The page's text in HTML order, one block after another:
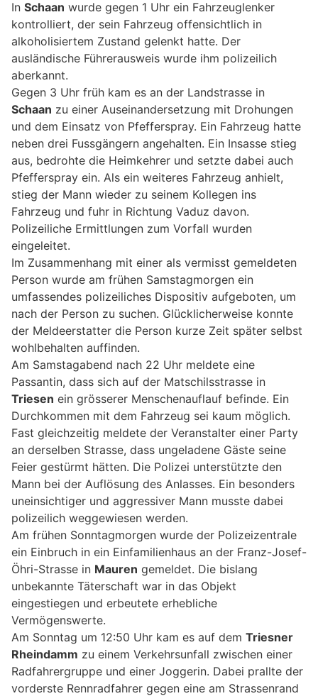
In Schaan wurde gegen 1 Uhr ein Fahrzeuglenker
kontrolliert, der sein Fahrzeug offensichtlich in
alkoholisiertem Zustand gelenkt hatte. Der
ausländische Führerausweis wurde ihm polizeilich
aberkannt.
Gegen 3 Uhr früh kam es an der Landstrasse in
Schaan zu einer Auseinandersetzung mit Drohungen
und dem Einsatz von Pfefferspray. Ein Fahrzeug hatte
neben drei Fussgängern angehalten. Ein Insasse stieg
aus, bedrohte die Heimkehrer und setzte dabei auch
Pfefferspray ein. Als ein weiteres Fahrzeug anhielt,
stieg der Mann wieder zu seinem Kollegen ins
Fahrzeug und fuhr in Richtung Vaduz davon.
Polizeiliche Ermittlungen zum Vorfall wurden
eingeleitet.
Im Zusammenhang mit einer als vermisst gemeldeten
Person wurde am frühen Samstagmorgen ein
umfassendes polizeiliches Dispositiv aufgeboten, um
nach der Person zu suchen. Glücklicherweise konnte
der Meldeerstatter die Person kurze Zeit später selbst
wohlbehalten auffinden.
Am Samstagabend nach 22 Uhr meldete eine
Passantin, dass sich auf der Matschilsstrasse in
Triesen ein grösserer Menschenauflauf befinde. Ein
Durchkommen mit dem Fahrzeug sei kaum möglich.
Fast gleichzeitig meldete der Veranstalter einer Party
an derselben Strasse, dass ungeladene Gäste seine
Feier gestürmt hätten. Die Polizei unterstützte den
Mann bei der Auflösung des Anlasses. Ein besonders
uneinsichtiger und aggressiver Mann musste dabei
polizeilich weggewiesen werden.
Am frühen Sonntagmorgen wurde der Polizeizentrale
ein Einbruch in ein Einfamilienhaus an der Franz-Josef-
Öhri-Strasse in Mauren gemeldet. Die bislang
unbekannte Täterschaft war in das Objekt
eingestiegen und erbeutete erhebliche
Vermögenswerte.
Am Sonntag um 12:50 Uhr kam es auf dem Triesner
Rheindamm zu einem Verkehrsunfall zwischen einer
Radfahrergruppe und einer Joggerin. Dabei prallte der
vorderste Rennradfahrer gegen eine am Strassenrand